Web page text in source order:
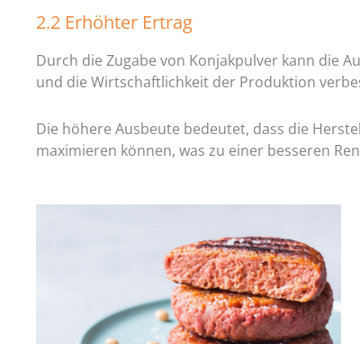
2.2 Erhöhter Ertrag
Durch die Zugabe von Konjakpulver kann die
und die Wirtschaftlichkeit der Produktion
Die höhere Ausbeute bedeutet, dass die
maximieren können, was zu einer besseren